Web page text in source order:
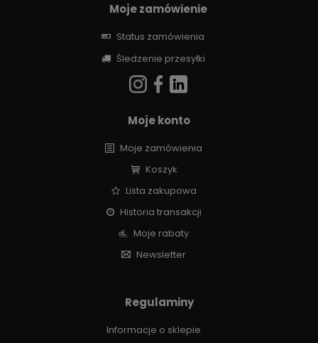
Moje zamówienie
Status zamówienia
Śledzenie przesyłki
Moje konto
Moje zamówienia
Koszyk
Lista zakupowa
Historia transakcji
Moje rabaty
Newsletter
Regulaminy
Informacje o sklepie